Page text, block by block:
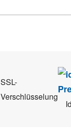
SSL-
Verschlüsselung